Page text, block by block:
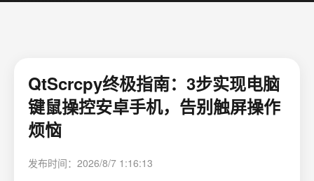
QtScrcpy终极指南：3步实现电脑
键鼠操控安卓手机，告别触屏操作
烦恼
发布时间：2026/8/7 1:16:13